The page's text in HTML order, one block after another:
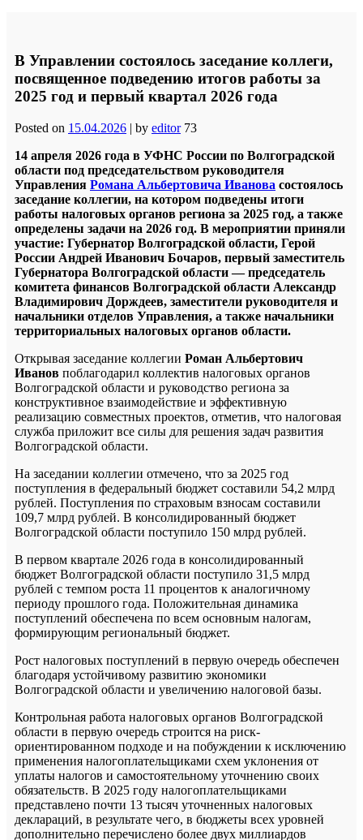
В Управлении состоялось заседание коллеги,
посвященное подведению итогов работы за
2025 год и первый квартал 2026 года
Posted on 15.04.2026 | by editor 73
14 апреля 2026 года в УФНС России по Волгоградской
области под председательством руководителя
Управления Романа Альбертовича Иванова состоялось
заседание коллегии, на котором подведены итоги
работы налоговых органов региона за 2025 год, а также
определены задачи на 2026 год. В мероприятии приняли
участие: Губернатор Волгоградской области, Герой
России Андрей Иванович Бочаров, первый заместитель
Губернатора Волгоградской области — председатель
комитета финансов Волгоградской области Александр
Владимирович Дорждеев, заместители руководителя и
начальники отделов Управления, а также начальники
территориальных налоговых органов области.
Открывая заседание коллегии Роман Альбертович
Иванов поблагодарил коллектив налоговых органов
Волгоградской области и руководство региона за
конструктивное взаимодействие и эффективную
реализацию совместных проектов, отметив, что налоговая
служба приложит все силы для решения задач развития
Волгоградской области.
На заседании коллегии отмечено, что за 2025 год
поступления в федеральный бюджет составили 54,2 млрд
рублей. Поступления по страховым взносам составили
109,7 млрд рублей. В консолидированный бюджет
Волгоградской области поступило 150 млрд рублей.
В первом квартале 2026 года в консолидированный
бюджет Волгоградской области поступило 31,5 млрд
рублей с темпом роста 11 процентов к аналогичному
периоду прошлого года. Положительная динамика
поступлений обеспечена по всем основным налогам,
формирующим региональный бюджет.
Рост налоговых поступлений в первую очередь обеспечен
благодаря устойчивому развитию экономики
Волгоградской области и увеличению налоговой базы.
Контрольная работа налоговых органов Волгоградской
области в первую очередь строится на риск-
ориентированном подходе и на побуждении к исключению
применения налогоплательщиками схем уклонения от
уплаты налогов и самостоятельному уточнению своих
обязательств. В 2025 году налогоплательщиками
представлено почти 13 тысяч уточненных налоговых
деклараций, в результате чего, в бюджеты всех уровней
дополнительно перечислено более двух миллиардов